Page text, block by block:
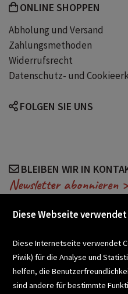
ONLINE SHOPPEN
Abholung und Versand
Zahlungsmethoden
Widerrufsrecht
Datenschutz- und
FOLGEN SIE UNS
BLEIBEN WIR IN
Newsletter abonnieren >
SCHULBUCHSERVICE
Diese Webseite
Diese Internetseite verwendet
Piwik) für die Analyse und
helfen, die
sind andere für bestimmte